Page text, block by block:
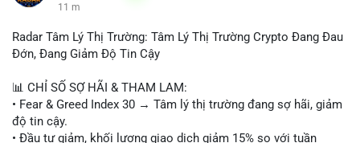
11 m
Radar Tâm Lý Thị Trường: Tâm Lý Thị Trường Crypto Đang Đau
Đớn, Đang Giảm Độ Tin Cậy
📊 CHỈ SỐ SỢ HÃI & THAM LAM:
• Fear & Greed Index 30 → Tâm lý thị trường đang sợ hãi, giảm
độ tin cậy.
• Đầu tư giảm, khối lượng giao dịch giảm 15% so với tuần